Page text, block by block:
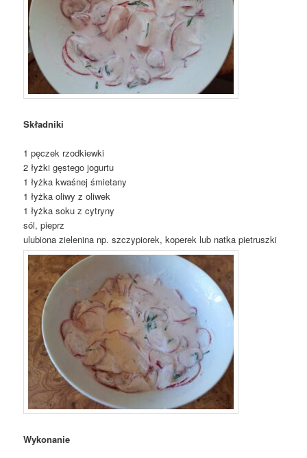
Składniki
1 pęczek rzodkiewki
2 łyżki gęstego jogurtu
1 łyżka kwaśnej śmietany
1 łyżka oliwy z oliwek
1 łyżka soku z cytryny
sól, pieprz
ulubiona zielenina np. szczypiorek, koperek lub natka pietruszki
Wykonanie